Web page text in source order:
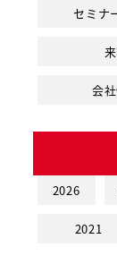
セミナ
会
2026
2021